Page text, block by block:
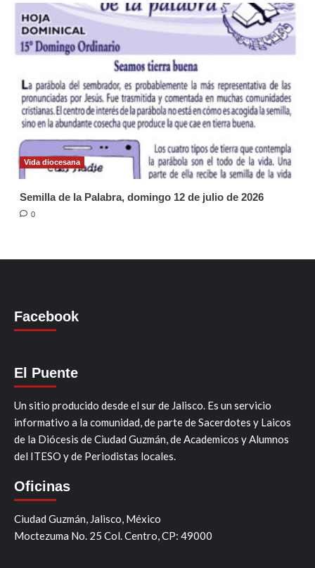
Vida diocesana
Semilla de la Palabra, domingo 12 de julio de 2026
0
Facebook
El Puente
Un sitio producido desde el sur de Jalisco. Es un servicio
informativo a la comunidad, de parte de Sacerdotes y Laicos
de la Diócesis de Ciudad Guzmán, de Academicos y Alumnos
del ITESO y de Periodistas locales.
Oficinas
Ciudad Guzmán, Jalisco, México
Moctezuma No. 25 Col. Centro, CP: 49000